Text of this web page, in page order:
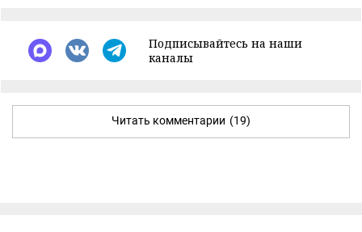
Подписывайтесь на наши
каналы
Читать комментарии (19)